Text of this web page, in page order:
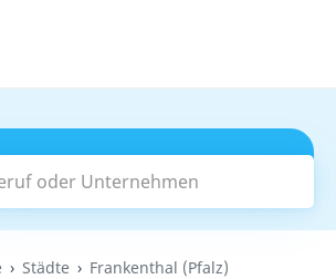
oder Unternehmen
Suchen
Städte Frankenthal (Pfalz)